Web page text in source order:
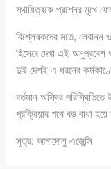
স্থায়িত্বকে প্রশ্নের মুখে
বিশ্লেষকদের মতে,
হিসেবে দেখা এই
দুই দেশই এ ধরনের
বর্তমান অস্থির
প্রক্রিয়ার পথে বড় বাধা
সূত্র: আনাদোলু এজেন্সি